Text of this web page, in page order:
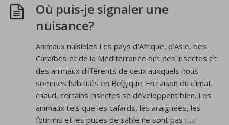
Où puis-je signaler une
nuisance?
Animaux nuisibles Les pays d’Afrique, d’Asie, des
Caraïbes et de la Méditerranée ont des insectes et
des animaux différents de ceux auxquels nous
sommes habitués en Belgique. En raison du climat
chaud, certains insectes se développent bien. Les
animaux tels que les cafards, les araignées, les
fourmis et les puces de sable ne sont pas […]